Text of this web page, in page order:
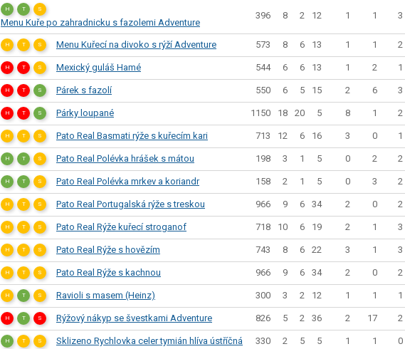
H T S
Menu Kuře po zahradnicku s fazolemi Adventure
396 8 2 12 1 1 3
H T S Menu Kuřecí na divoko s rýží Adventure 573 8 6 13 1 1 2
H T S Mexický guláš Hamé 544 6 6 13 1 2 1
H T S Párek s fazolí 550 6 5 15 2 6 3
H T S Párky loupané 1150 18 20 5 8 1 2
H T S Pato Real Basmati rýže s kuřecím kari 713 12 6 16 3 0 1
H T S Pato Real Polévka hrášek s mátou 198 3 1 5 0 2 2
H T S Pato Real Polévka mrkev a koriandr 158 2 1 5 0 3 2
H T S Pato Real Portugalská rýže s treskou 966 9 6 34 2 0 2
H T S Pato Real Rýže kuřecí stroganof 718 10 6 19 2 1 3
H T S Pato Real Rýže s hovězím 743 8 6 22 3 1 3
H T S Pato Real Rýže s kachnou 966 9 6 34 2 0 2
H T S Ravioli s masem (Heinz) 300 3 2 12 1 1 1
H T S Rýžový nákyp se švestkami Adventure 826 5 2 36 2 17 2
H T S Sklizeno Rychlovka celer tymián hlíva ústříčná 330 2 5 5 1 1 0